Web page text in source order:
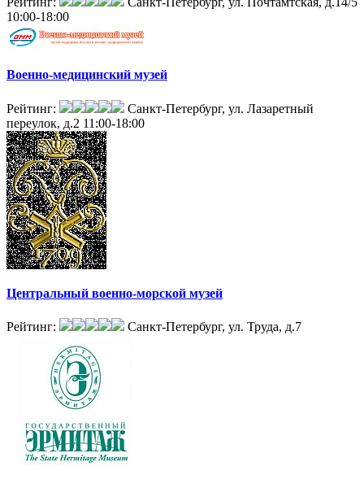
10:00-18:00
Военно-медицинский музей
Рейтинг:
Санкт-Петербург, ул. Лазаретный
переулок, д.2 11:00-18:00
Центральный военно-морской музей
Рейтинг: Санкт-Петербург, ул. Труда, д.7